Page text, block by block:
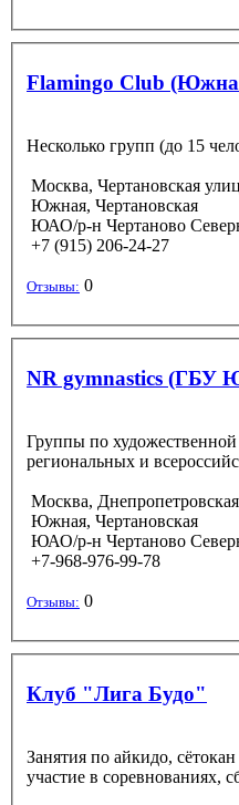
Flamingo Club
Несколько групп (до 15
Москва, Чертановская
Южная, Чертановская
ЮАО/р-н Чертаново
+7 (915) 206-24-27
Отзывы: 0
NR gymnastics (ГБУ
Группы по
региональных и
Москва,
Южная, Чертановская
ЮАО/р-н Чертаново
+7-968-976-99-78
Отзывы: 0
Клуб "Лига Будо"
Занятия по айкидо,
участие в соревнованиях,